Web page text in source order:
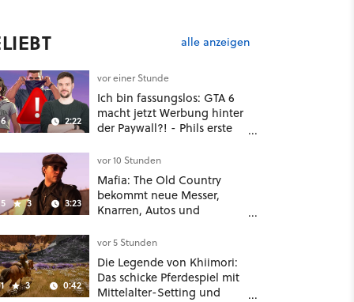
alle anzeigen
2:22
vor einer Stunde
Ich bin fassungslos: GTA 6
macht jetzt Werbung hinter
der Paywall?! - Phils erste
Deal
3 3:23
vor 10 Stunden
Mafia: The Old Country
bekommt neue Messer,
Knarren, Autos und
hat mehr dabei als nur
Story
3 0:42
vor 5 Stunden
Die Legende von Khiimori:
Das schicke Pferdespiel mit
Mittelalter-Setting und